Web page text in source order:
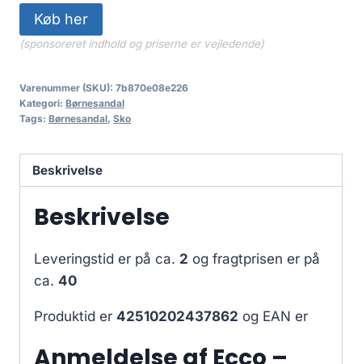
Køb her
(sponsoreret indhold og priserne er vejledende)
Varenummer (SKU): 7b870e08e226
Kategori: Børnesandal
Tags: Børnesandal, Sko
Beskrivelse
Beskrivelse
Leveringstid er på ca. 2 og fragtprisen er på
ca. 40
Produktid er 42510202437862 og EAN er